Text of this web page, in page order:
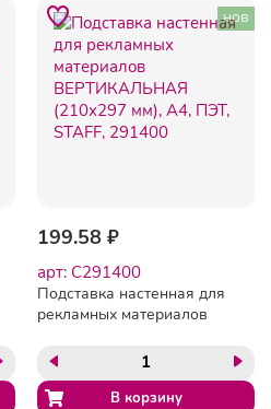
нов
199.58 ₽
арт: C291400
Подставка настенная для
рекламных материалов
мм), А4, ПЭТ, STAFF,
291400